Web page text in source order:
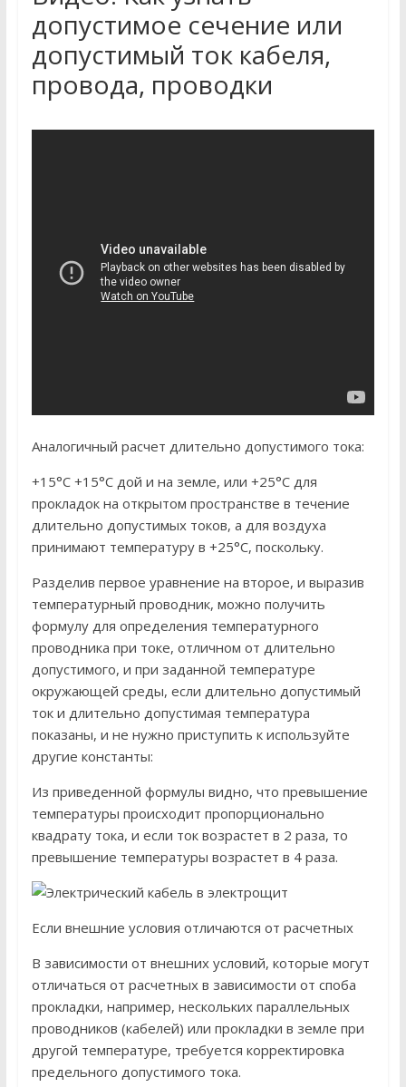
допустимое сечение или
допустимый ток кабеля,
провода, проводки
Аналогичный расчет длительно допустимого тока:
+15°C +15°C дой и на земле, или +25°C для
прокладок на открытом пространстве в течение
длительно допустимых токов, а для воздуха
принимают температуру в +25°C, поскольку.
Разделив первое уравнение на второе, и выразив
температурный проводник, можно получить
формулу для определения температурного
проводника при токе, отличном от длительно
допустимого, и при заданной температуре
окружающей среды, если длительно допустимый
ток и длительно допустимая температура
показаны, и не нужно приступить к используйте
другие константы:
Из приведенной формулы видно, что превышение
температуры происходит пропорционально
квадрату тока, и если ток возрастет в 2 раза, то
превышение температуры возрастет в 4 раза.
Если внешние условия отличаются от расчетных
В зависимости от внешних условий, которые могут
отличаться от расчетных в зависимости от споба
прокладки, например, нескольких параллельных
проводников (кабелей) или прокладки в земле при
другой температуре, требуется корректировка
предельного допустимого тока.